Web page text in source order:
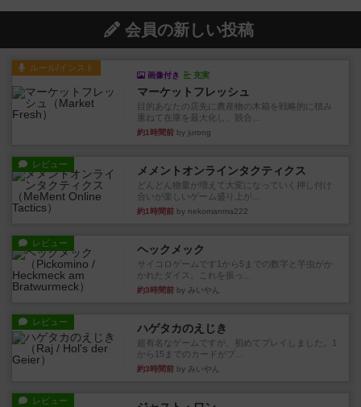
画像付き 充実
マーケットフレッシュ
重ねて在庫を最大化し、競合...
約1時間前 by jurong
レビュー メメントオンラインタクティクス
どんどん物量が増えて大変になっていく押し付け
約1時間前 by nekomanma222
レビュー ヘックメック
サイコロゲームです1から5までの数字と芋虫がか
約3時間前 by みいやん
レビュー ハゲタカのえじき
超有名なゲームですが、初めてプレイしました。1
約3時間前 by みいやん
レビュー ジャスト・ワン
まぁ面白かった‼️よくテレビとかのバラエティなん
約3時間前 by みいやん